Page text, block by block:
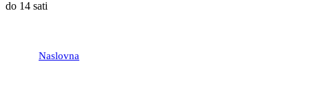
do 14 sati
Naslovna